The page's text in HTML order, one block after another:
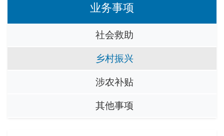
业务事项
社会救助
乡村振兴
涉农补贴
其他事项